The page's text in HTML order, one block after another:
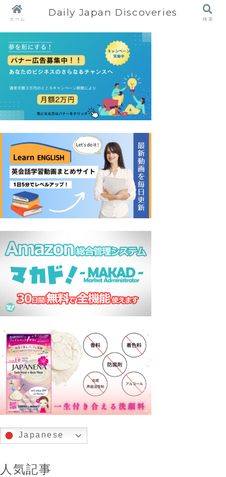
Japanese
人気記事
ホーム
Daily Japan Discoveries
検索